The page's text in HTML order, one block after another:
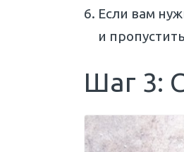
Если вам
и
Шаг 3: